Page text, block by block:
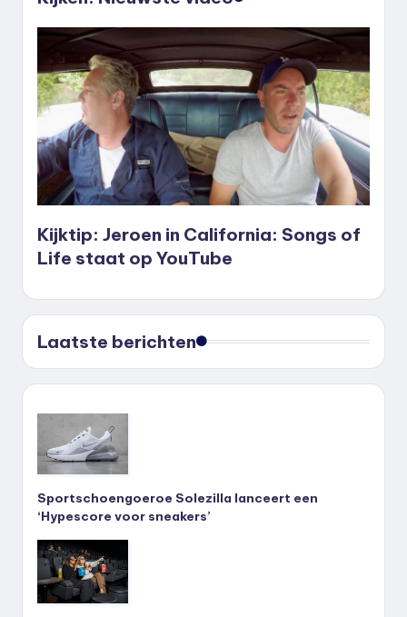
Kijktip: Jeroen in California: Songs of
Life staat op YouTube
Laatste berichten
Sportschoengoeroe Solezilla lanceert een
‘Hypescore voor sneakers’